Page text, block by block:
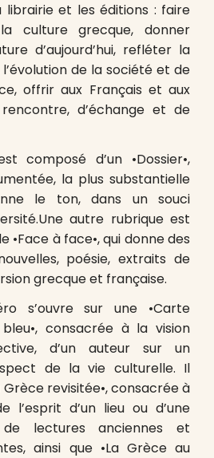
librairie et les éditions : faire
culture grecque, donner
d’aujourd’hui, refléter la
de la société et de
offrir aux Français et aux
d’échange et de
composé d’un •Dossier•,
la plus substantielle
le ton, dans un souci
autre rubrique est
•Face à face•, qui donne des
poésie, extraits de
grecque et française.
s’ouvre sur une •Carte
consacrée à la vision
d’un auteur sur un
de la vie culturelle. Il
revisitée•, consacrée à
l’esprit d’un lieu ou d’une
lectures anciennes et
ainsi que •La Grèce au